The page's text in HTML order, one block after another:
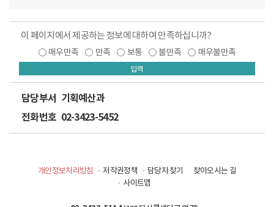
이 페이지에서 제공하는 정보에 대하여 만족하십니까?
매우만족 만족 보통 불만족 매우불만족
입력
담당부서 기획예산과
전화번호 02-3423-5452
개인정보처리방침 저작권정책 담당자 찾기
찾아오시는 길
사이트맵